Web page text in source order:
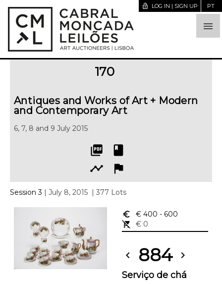

lock_open LOG IN | SIGN UP PT
170
Antiques and Works of Art + Modern
and Contemporary Art
6, 7, 8 and 9 July 2015
picture_as_pdf
book
timeline
flag
Session 3 | July 8, 2015 | 377 Lots
euro_symbol € 400 - 600
remove_shopping_cart
€ 0
chevron_left 884 chevron_right
Serviço de chá